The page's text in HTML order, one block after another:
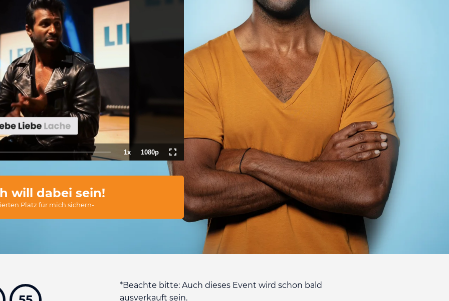
:
1xPlayback
Rate
Quality
1080p Fullscreen
will dabei sein!
Platz für mich sichern-
*Beachte bitte: Auch dieses Event wird schon bald
ausverkauft sein.